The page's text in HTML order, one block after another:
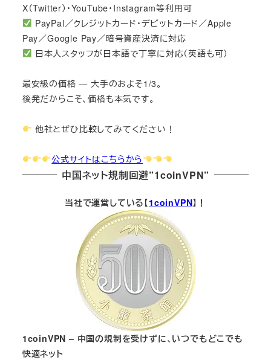
X（Twitter）・YouTube・Instagram等利用可
PayPal／クレジットカード・デビットカード／Apple
Pay／Google Pay／暗号資産決済に対応
日本人スタッフが日本語で丁寧に対応（英語も可）
最安級の価格 — 大手のおよそ1/3。
後発だからこそ、価格も本気です。
他社とぜひ比較してみてください！
公式サイトはこちらから
中国ネット規制回避”1coinVPN”
当社で運営している【1coinVPN】！
1coinVPN – 中国の規制を受けずに、いつでもどこでも
快適ネット